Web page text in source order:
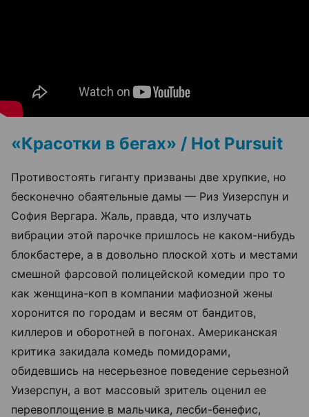
«Красотки в бегах» / Hot Pursuit
Противостоять гиганту призваны две хрупкие, но
бесконечно обаятельные дамы — Риз Уизерспун и
София Вергара. Жаль, правда, что излучать
вибрации этой парочке пришлось не каком-нибудь
блокбастере, а в довольно плоской хоть и местами
смешной фарсовой полицейской комедии про то
как женщина-коп в компании мафиозной жены
хоронится по городам и весям от бандитов,
киллеров и оборотней в погонах. Американская
критика закидала комедь помидорами,
обидевшись на несерьезное поведение серьезной
Уизерспун, а вот массовый зритель оценил ее
перевоплощение в мальчика, лесби-бенефис,